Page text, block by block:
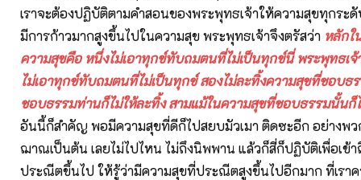
เราจะต้องปฏิบัติตามคำสอนของพระพุทธเจ้าให้ความสุขทุกร
มีการก้าวมากสูงขึ้นไปในความสุข พระพุทธเจ้าจึงตรัสว่า หลักใ
ความสุขคือ หนึ่งไม่เอาทุกข์ทับถมตนที่ไม่เป็นทุกข์นี่ พระพุทธเจ้
ไม่เอาทุกข์ทับถมตนที่ไม่เป็นทุกข์ สองไม่ละทิ้งความสุขที่ชอบธ
ชอบธรรมท่านก็ไม่ให้ละทิ้ง สามแม้ในความสุขที่ชอบธรรมนั้นก็
อันนี้ก็สำคัญ พอมีความสุขที่ดีก็ไปสยบมัวเมา ติดซะอีก อย่างพ
ฌาณเป็นต้น เลยไม่ไปไหน ไม่ถึงนิพพาน แล้วก็สี่ก็ปฏิบัติเพื่อเข้
ประณีตขึ้นไป ให้รู้ว่ามีความสุขที่ประณีตสูงขึ้นไปอีกมาก ที่เราค